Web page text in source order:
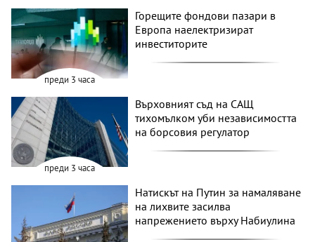
преди 3 часа
Горещите фондови пазари в
Европа наелектризират
инвеститорите
преди 3 часа
Върховният съд на САЩ
тихомълком уби независимостта
на борсовия регулатор
Натискът на Путин за намаляване
на лихвите засилва
напрежението върху Набиулина